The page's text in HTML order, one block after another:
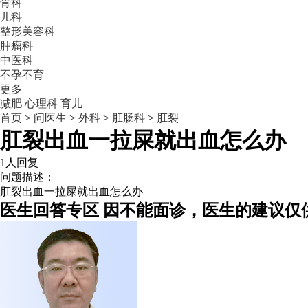
骨科
儿科
整形美容科
肿瘤科
中医科
不孕不育
更多
减肥 心理科 育儿
首页 > 问医生 > 外科 > 肛肠科 > 肛裂
肛裂出血一拉屎就出血怎么办
1人回复
问题描述：
肛裂出血一拉屎就出血怎么办
医生回答专区 因不能面诊，医生的建议仅